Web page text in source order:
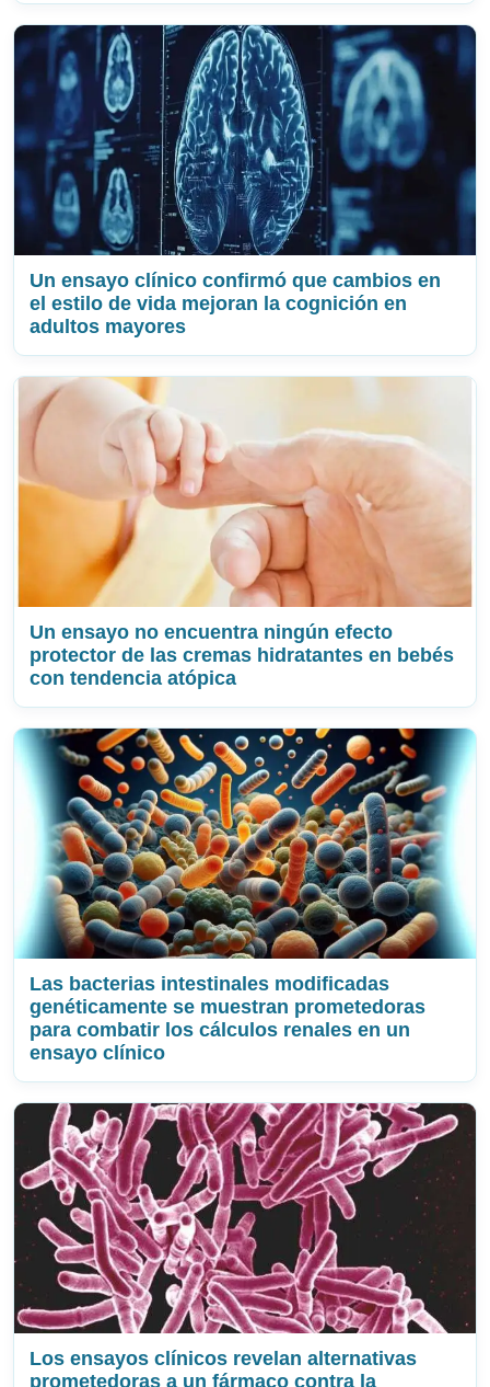
Un ensayo clínico confirmó que cambios en
el estilo de vida mejoran la cognición en
adultos mayores
Un ensayo no encuentra ningún efecto
protector de las cremas hidratantes en bebés
con tendencia atópica
Las bacterias intestinales modificadas
genéticamente se muestran prometedoras
para combatir los cálculos renales en un
ensayo clínico
Los ensayos clínicos revelan alternativas
prometedoras a un fármaco contra la